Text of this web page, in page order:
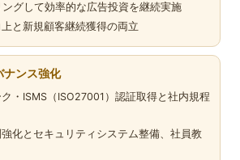
グして効率的な広告投資を継続実施
と新規顧客継続獲得の両立
ンス強化
・ISMS（ISO27001）認証取得と社内規程
化とセキュリティシステム整備、社員教